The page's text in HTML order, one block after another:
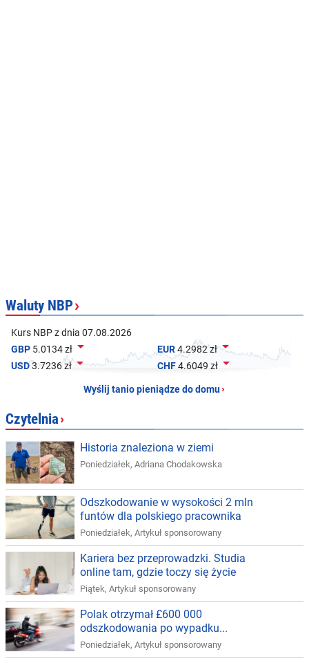
Waluty NBP›
Kurs NBP z dnia 07.08.2026
GBP 5.0134 zł  EUR4.2982 zł
USD3.7236 zł CHF4.6049 zł 
Wyślij tanio pieniądze do domu›
Czytelnia›
Historia znaleziona w ziemi
Poniedziałek, Adriana Chodakowska
Odszkodowanie w wysokości 2 mln
funtów dla polskiego pracownika
Poniedziałek, Artykuł sponsorowany
Kariera bez przeprowadzki. Studia
online tam, gdzie toczy się życie
Piątek, Artykuł sponsorowany
Polak otrzymał £600 000
odszkodowania po wypadku...
Poniedziałek, Artykuł sponsorowany